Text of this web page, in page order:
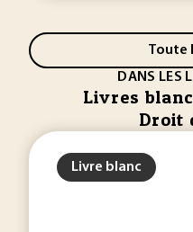
Toute
DANS LES
Livres
Droit
Livre blanc